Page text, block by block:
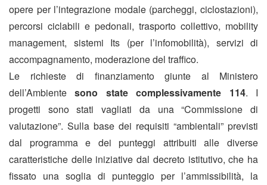
opere per l’integrazione modale (parcheggi, ciclostazioni),
percorsi ciclabili e pedonali, trasporto collettivo, mobility
management, sistemi Its (per l’infomobilità), servizi di
accompagnamento, moderazione del traffico.
Le richieste di finanziamento giunte al Ministero
dell’Ambientesono state complessivamente 114. I
progetti sono stati vagliati da una “Commissione di
valutazione”. Sulla base dei requisiti “ambientali” previsti
dal programma e dei punteggi attribuiti alle diverse
caratteristiche delle iniziative dal decreto istitutivo, che ha
fissato una soglia di punteggio per l’ammissibilità, la